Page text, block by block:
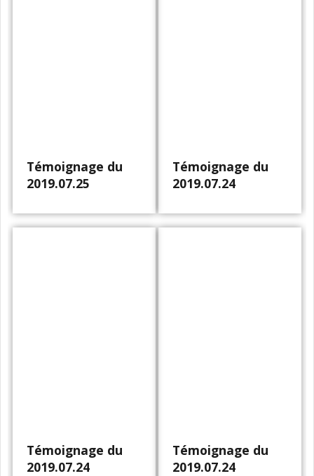
Témoignage du
2019.07.25
Témoignage du
2019.07.24
Témoignage du
2019.07.24
Témoignage du
2019.07.24